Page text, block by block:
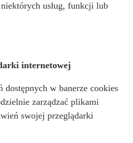
niektórych usług, funkcji lub
internetowej
dostępnych w banerze cookies
zarządzać plikami
swojej przeglądarki